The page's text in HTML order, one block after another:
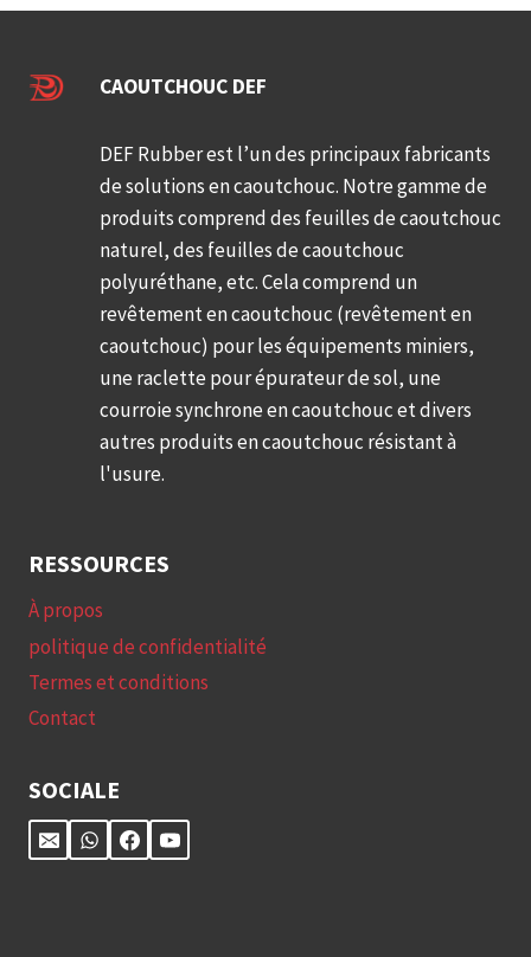
CAOUTCHOUC DEF
DEF Rubber est l’un des principaux fabricants
de solutions en caoutchouc. Notre gamme de
produits comprend des feuilles de caoutchouc
naturel, des feuilles de caoutchouc
polyuréthane, etc. Cela comprend un
revêtement en caoutchouc (revêtement en
caoutchouc) pour les équipements miniers,
une raclette pour épurateur de sol, une
courroie synchrone en caoutchouc et divers
autres produits en caoutchouc résistant à
l'usure.
RESSOURCES
À propos
politique de confidentialité
Termes et conditions
Contact
SOCIALE